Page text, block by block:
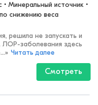
Минеральный источник •
снижению веса
решила не запускать и
ЛОР-заболевания здесь
» Читать далее
Смотреть